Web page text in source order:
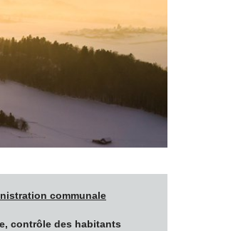
communale
contrôle des habitants